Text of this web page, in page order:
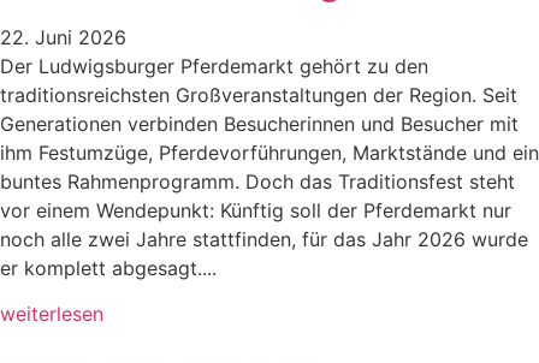
22. Juni 2026
Der Ludwigsburger Pferdemarkt gehört zu den
traditionsreichsten Großveranstaltungen der Region. Seit
Generationen verbinden Besucherinnen und Besucher mit
ihm Festumzüge, Pferdevorführungen, Marktstände und ein
buntes Rahmenprogramm. Doch das Traditionsfest steht
vor einem Wendepunkt: Künftig soll der Pferdemarkt nur
noch alle zwei Jahre stattfinden, für das Jahr 2026 wurde
er komplett abgesagt....
weiterlesen